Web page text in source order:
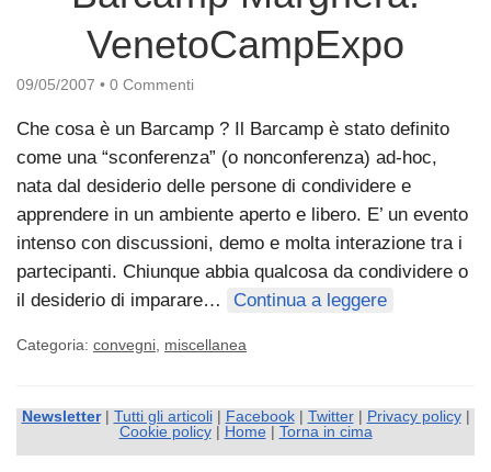
VenetoCampExpo
09/05/2007 • 0 Commenti
Che cosa è un Barcamp ? Il Barcamp è stato definito
come una “sconferenza” (o nonconferenza) ad-hoc,
nata dal desiderio delle persone di condividere e
apprendere in un ambiente aperto e libero. E’ un evento
intenso con discussioni, demo e molta interazione tra i
partecipanti. Chiunque abbia qualcosa da condividere o
il desiderio di imparare…
Continua a leggere
Categoria: convegni miscellanea
Newsletter| Tutti gli articoli| Facebook| Twitter| Privacy policy|
Cookie policy| Home| Torna in cima